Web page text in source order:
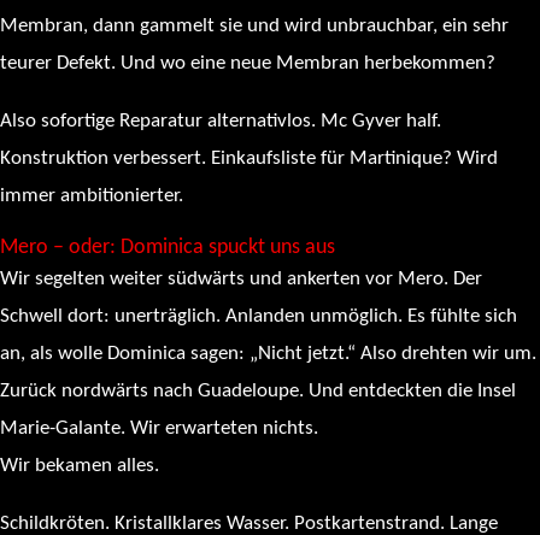
Membran, dann gammelt sie und wird unbrauchbar, ein sehr
teurer Defekt. Und wo eine neue Membran herbekommen?
Also sofortige Reparatur alternativlos. Mc Gyver half.
Konstruktion verbessert. Einkaufsliste für Martinique? Wird
immer ambitionierter.
Mero – oder: Dominica spuckt uns aus
Wir segelten weiter südwärts und ankerten vor Mero. Der
Schwell dort: unerträglich. Anlanden unmöglich. Es fühlte sich
an, als wolle Dominica sagen: „Nicht jetzt.“ Also drehten wir um.
Zurück nordwärts nach Guadeloupe. Und entdeckten die Insel
Marie-Galante. Wir erwarteten nichts.
Wir bekamen alles.
Schildkröten. Kristallklares Wasser. Postkartenstrand. Lange